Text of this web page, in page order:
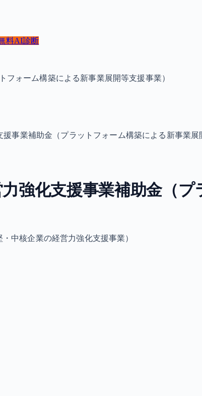
料AI診断
ォーム構築による新事業展開等支援事業）
事業補助金（プラットフォーム構築による新事業展
強化支援事業補助金（
中核企業の経営力強化支援事業）